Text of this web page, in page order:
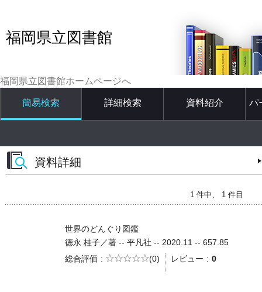
福岡県立図書館
福岡県立図書館ホームページへ
簡易検索 詳細検索 資料紹介 パ
資料詳細
1 件中、 1 件目
世界のどんぐり図鑑
徳永 桂子／著 -- 平凡社 -- 2020.11 -- 657.85
総合評価
5段階評価
(0) レビュー 0